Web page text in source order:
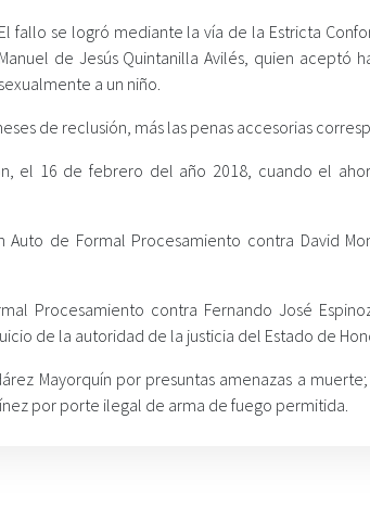
El fallo se logró mediante la vía de la Estricta
Manuel de Jesús Quintanilla Avilés, quien aceptó
sexualmente a un niño.
de reclusión, más las penas accesorias
el 16 de febrero del año 2018, cuando el
de Formal Procesamiento contra David
Procesamiento contra Fernando José
de la autoridad de la justicia del Estado de
Mayorquín por presuntas amenazas a
por porte ilegal de arma de fuego permitida.